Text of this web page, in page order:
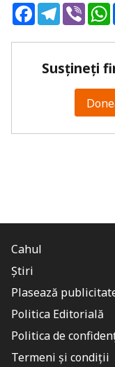
FacebookTelegram
Viber
Susțineți
Cahul
Știri
Plasează
Politica Editorială
Politica de
Termeni și condiții